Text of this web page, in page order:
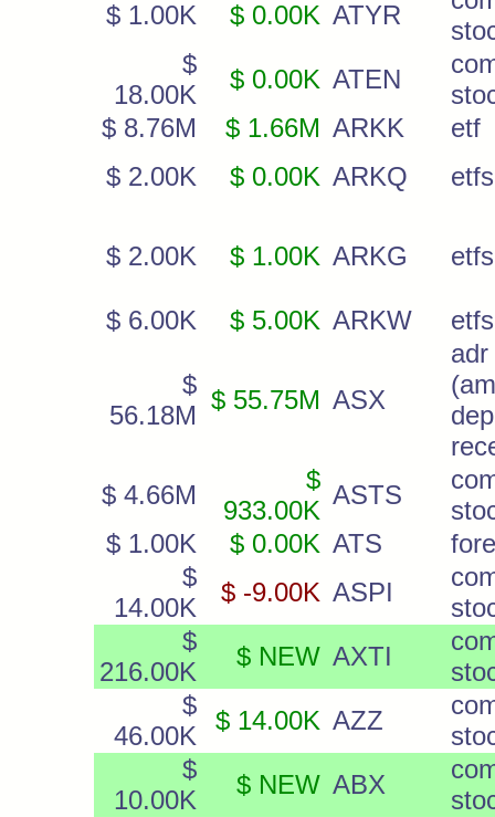
$ 1.00K
$ 0.00K ATYR
$
18.00K
$ 0.00K ATEN
$ 8.76M
$ 1.66M ARKK
etf
$ 2.00K
$ 0.00K ARKQ etfs
$ 2.00K $ 1.00K ARKG etfs
$ 6.00K $ 5.00K ARKW etfs
$
56.18M
$ 55.75M ASX
adr
$ 4.66M
$
933.00K
ASTS
$ 1.00K
$ 0.00K ATS
$
14.00K
$ -9.00K ASPI
$
216.00K
$ NEW AXTI
$
46.00K
$ 14.00K AZZ
$
10.00K
$ NEW ABX